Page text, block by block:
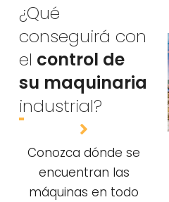
¿Qué
conseguirá con
el control de
su maquinaria
industrial?
Conozca dónde se
encuentran las
máquinas en todo